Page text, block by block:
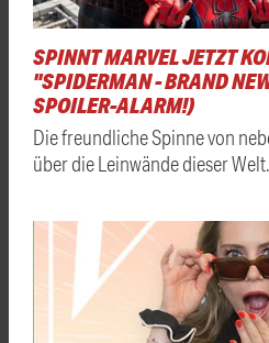
SPINNT MARVEL JETZT
"SPIDERMAN - BRAND
SPOILER-ALARM!)
Die freundliche Spinne von
über die Leinwände dieser